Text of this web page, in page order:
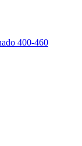
400-460